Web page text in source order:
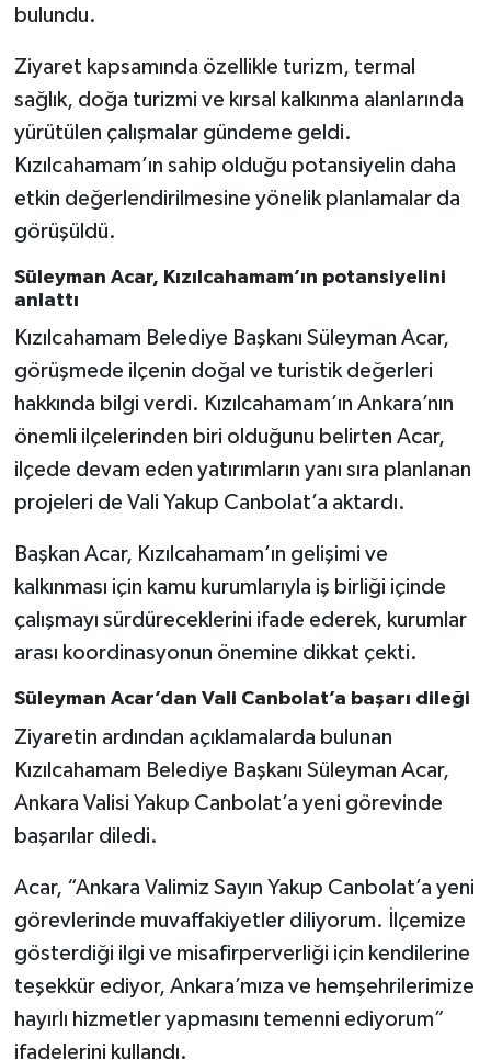
bulundu.
Ziyaret kapsamında özellikle turizm, termal
sağlık, doğa turizmi ve kırsal kalkınma alanlarında
yürütülen çalışmalar gündeme geldi.
Kızılcahamam’ın sahip olduğu potansiyelin daha
etkin değerlendirilmesine yönelik planlamalar da
görüşüldü.
Süleyman Acar, Kızılcahamam’ın potansiyelini
anlattı
Kızılcahamam Belediye Başkanı Süleyman Acar,
görüşmede ilçenin doğal ve turistik değerleri
hakkında bilgi verdi. Kızılcahamam’ın Ankara’nın
önemli ilçelerinden biri olduğunu belirten Acar,
ilçede devam eden yatırımların yanı sıra planlanan
projeleri de Vali Yakup Canbolat’a aktardı.
Başkan Acar, Kızılcahamam’ın gelişimi ve
kalkınması için kamu kurumlarıyla iş birliği içinde
çalışmayı sürdüreceklerini ifade ederek, kurumlar
arası koordinasyonun önemine dikkat çekti.
Süleyman Acar’dan Vali Canbolat’a başarı dileği
Ziyaretin ardından açıklamalarda bulunan
Kızılcahamam Belediye Başkanı Süleyman Acar,
Ankara Valisi Yakup Canbolat’a yeni görevinde
başarılar diledi.
Acar, “Ankara Valimiz Sayın Yakup Canbolat’a yeni
görevlerinde muvaffakiyetler diliyorum. İlçemize
gösterdiği ilgi ve misafirperverliği için kendilerine
teşekkür ediyor, Ankara’mıza ve hemşehrilerimize
hayırlı hizmetler yapmasını temenni ediyorum”
ifadelerini kullandı.